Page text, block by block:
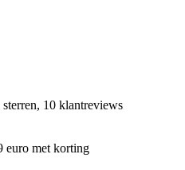
10 klantreviews
euro met korting